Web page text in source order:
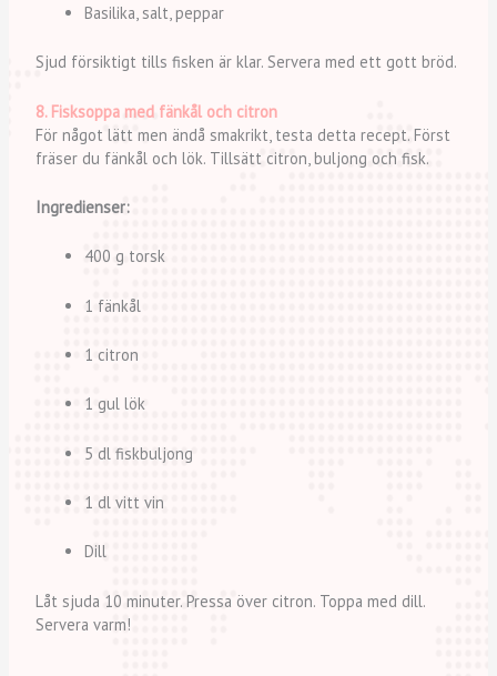
Basilika, salt, peppar
Sjud försiktigt tills fisken är klar. Servera med ett gott bröd.
8. Fisksoppa med fänkål och citron
För något lätt men ändå smakrikt, testa detta recept. Först
fräser du fänkål och lök. Tillsätt citron, buljong och fisk.
Ingredienser:
400 g torsk
1 fänkål
1 citron
1 gul lök
5 dl fiskbuljong
1 dl vitt vin
Dill
Låt sjuda 10 minuter. Pressa över citron. Toppa med dill.
Servera varm!